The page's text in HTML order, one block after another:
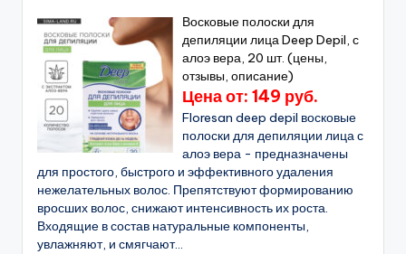
Восковые полоски для
депиляции лица Deep Depil, с
алоэ вера, 20 шт. (цены,
отзывы, описание)
Цена от: 149 руб.
Floresan deep depil восковые
полоски для депиляции лица с
алоэ вера - предназначены
для простого, быстрого и эффективного удаления
нежелательных волос. Препятствуют формированию
вросших волос, снижают интенсивность их роста.
Входящие в состав натуральные компоненты,
увлажняют, и смягчают...